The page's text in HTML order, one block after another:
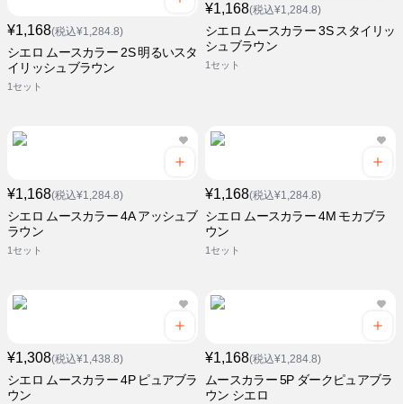
¥1,168(税込¥1,284.8)
シエロ ムースカラー 2S 明るいスタ
イリッシュブラウン
1セット
¥1,168(税込¥1,284.8)
シエロ ムースカラー 3S スタイリッ
シュブラウン
1セット
¥1,168(税込¥1,284.8)
シエロ ムースカラー 4A アッシュブ
ラウン
1セット
¥1,168(税込¥1,284.8)
シエロ ムースカラー 4M モカブラ
ウン
1セット
¥1,308(税込¥1,438.8)
シエロ ムースカラー 4P ピュアブラ
ウン
¥1,168(税込¥1,284.8)
ムースカラー 5P ダークピュアブラ
ウン シエロ